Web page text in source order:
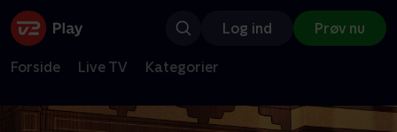
Log ind Prøv nu
Forside Live TV Kategorier